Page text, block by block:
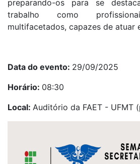
preparando-os para se
trabalho como
multifacetados, capazes de atuar
Data do evento: 29/09/2025
Horário: 08:30
Local: Auditório da FAET - UFMT